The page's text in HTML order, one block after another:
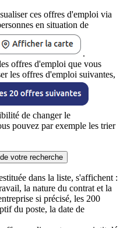
ces offres d'emploi via
en situation de
.
offres d'emploi que vous
les offres d'emploi suivantes,
de changer le
pouvez par exemple les trier
votre recherche
dans la liste, s'affichent :
la nature du contrat et la
si précisé, les 200
du poste, la date de